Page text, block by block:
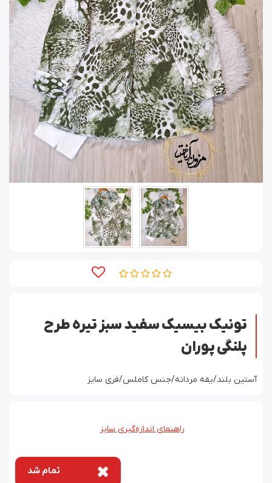
تونیک بیسیک سفید سبز تیره طرح
پلنگی پوران
آستین بلند/یقه مردانه/جنس کاملس/فری سایز
راهنمای اندازه‌گیری سایز
تمام شد